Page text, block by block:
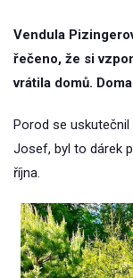
Vendula
řečeno, že si
vrátila domů.
Porod se uskutečnil
Josef, byl to dárek
října.